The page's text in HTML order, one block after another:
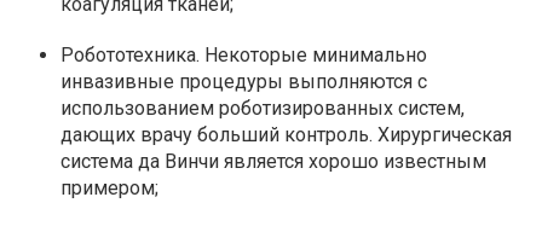
Робототехника. Некоторые минимально
инвазивные процедуры выполняются с
использованием роботизированных систем,
дающих врачу больший контроль. Хирургическая
система да Винчи является хорошо известным
примером;